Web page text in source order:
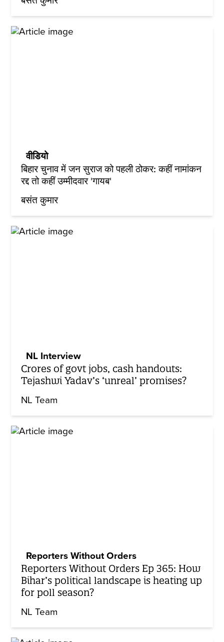
वीडियो
बिहार चुनाव में जन सुराज को पहली ठोकर: कहीं नामांकन
रद्द तो कहीं उम्मीदवार 'गायब'
बसंत कुमार
NL Interview
Crores of govt jobs, cash handouts:
Tejashwi Yadav’s ‘unreal’ promises?
NL Team
Reporters Without Orders
Reporters Without Orders Ep 365: How
Bihar’s political landscape is heating up
for poll season?
NL Team